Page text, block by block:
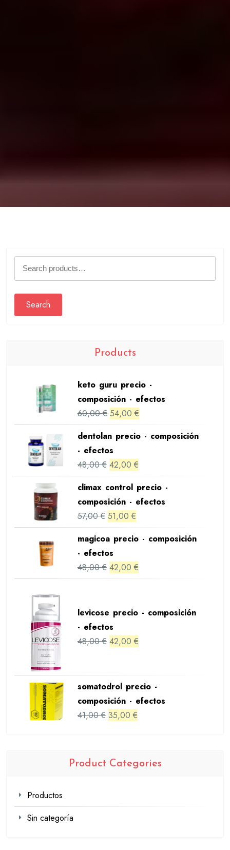
Search
Products
keto guru precio -
composición - efectos
60,00€ Original
was:
60,00 €.
54,00 €Current
is:
dentolan precio - composición
- efectos
48,00€ Original
was:
48,00 €.
42,00 €Current
is:
42,00 €.
climax control precio -
composición - efectos
57,00€ Original
was:
57,00 €.
51,00 €Current
is:
magicoa precio - composición
- efectos
48,00€ Original
48,00 €.
42,00 €Current
42,00 €.
levicose precio - composición
- efectos
48,00€ Original
48,00 €.
42,00 €Current
42,00 €.
somatodrol precio -
composición - efectos
41,00€ Original
41,00 €.
35,00 €Current
35,00 €.
Product Categories
Productos
Sin categoría